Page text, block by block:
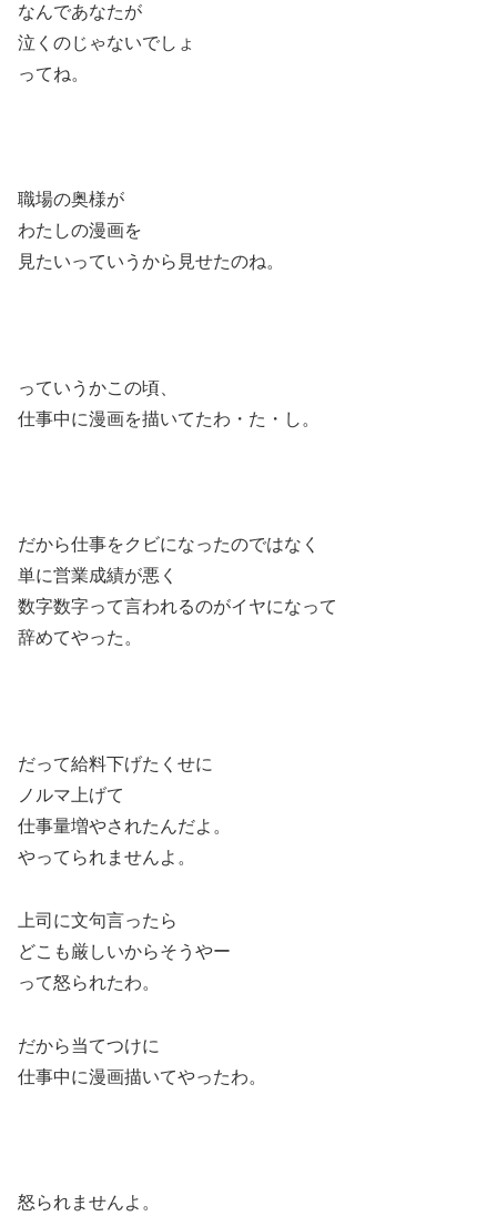
なんであなたが
泣くのじゃないでしょ
ってね。
職場の奥様が
わたしの漫画を
見たいっていうから見せたのね。
っていうかこの頃、
仕事中に漫画を描いてたわ・た・し。
だから仕事をクビになったのではなく
単に営業成績が悪く
数字数字って言われるのがイヤになって
辞めてやった。
だって給料下げたくせに
ノルマ上げて
仕事量増やされたんだよ。
やってられませんよ。
上司に文句言ったら
どこも厳しいからそうやー
って怒られたわ。
だから当てつけに
仕事中に漫画描いてやったわ。
怒られませんよ。